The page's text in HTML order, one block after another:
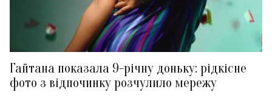
Гайтана показала 9-річну доньку: рідкісне
фото з відпочинку розчулило мережу